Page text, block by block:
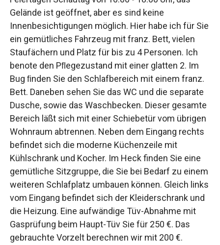
Gelände ist geöffnet, aber es sind keine
Innenbesichtigungen möglich. Hier habe ich für Sie
ein gemütliches Fahrzeug mit franz. Bett, vielen
Staufächern und Platz für bis zu 4 Personen. Ich
benote den Pﬂegezustand mit einer glatten 2. Im
Bug ﬁnden Sie den Schlafbereich mit einem franz.
Bett. Daneben sehen Sie das WC und die separate
Dusche, sowie das Waschbecken. Dieser gesamte
Bereich läßt sich mit einer Schiebetür vom übrigen
Wohnraum abtrennen. Neben dem Eingang rechts
befindet sich die moderne Küchenzeile mit
Kühlschrank und Kocher. Im Heck finden Sie eine
gemütliche Sitzgruppe, die Sie bei Bedarf zu einem
weiteren Schlafplatz umbauen können. Gleich links
vom Eingang befindet sich der Kleiderschrank und
die Heizung. Eine aufwändige Tüv-Abnahme mit
Gasprüfung beim Haupt-Tüv Sie für 250 €. Das
gebrauchte Vorzelt berechnen wir mit 200 €.